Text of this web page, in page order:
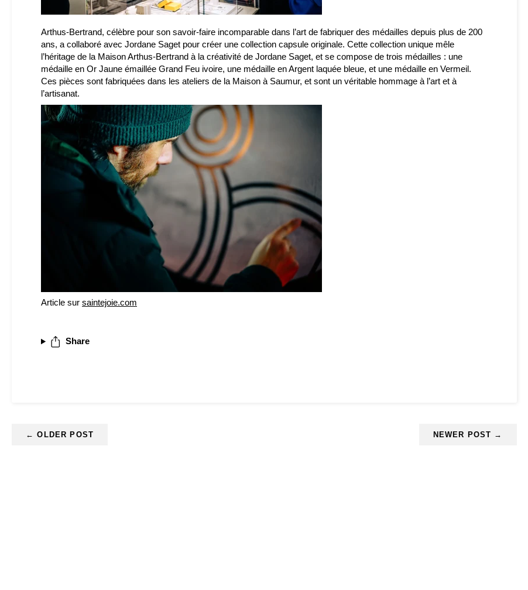
Arthus-Bertrand, célèbre pour son savoir-faire incomparable dans l’art de fabriquer des médailles depuis plus de 200
ans, a collaboré avec Jordane Saget pour créer une collection capsule originale. Cette collection unique mêle
l’héritage de la Maison Arthus-Bertrand à la créativité de Jordane Saget, et se compose de trois médailles : une
médaille en Or Jaune émaillée Grand Feu ivoire, une médaille en Argent laquée bleue, et une médaille en Vermeil.
Ces pièces sont fabriquées dans les ateliers de la Maison à Saumur, et sont un véritable hommage à l’art et à
l’artisanat.
Article sur saintejoie.com
Share
← OLDER POST NEWER POST →